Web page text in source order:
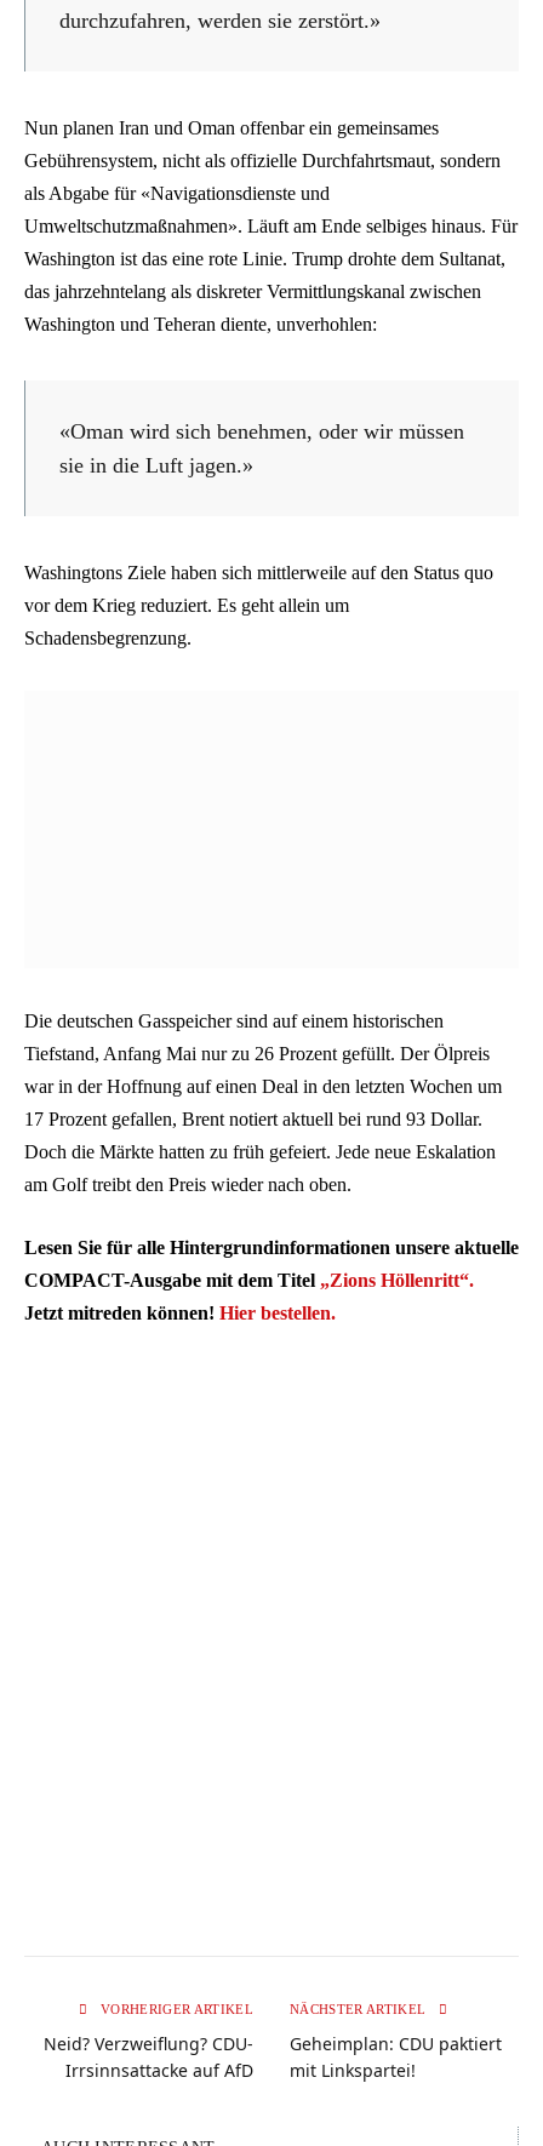
durchzufahren, werden sie zerstört.»
Nun planen Iran und Oman offenbar ein gemeinsames
Gebührensystem, nicht als offizielle Durchfahrtsmaut, sondern
als Abgabe für «Navigationsdienste und
Umweltschutzmaßnahmen». Läuft am Ende selbiges hinaus. Für
Washington ist das eine rote Linie. Trump drohte dem Sultanat,
das jahrzehntelang als diskreter Vermittlungskanal zwischen
Washington und Teheran diente, unverhohlen:
«Oman wird sich benehmen, oder wir müssen
sie in die Luft jagen.»
Washingtons Ziele haben sich mittlerweile auf den Status quo
vor dem Krieg reduziert. Es geht allein um
Schadensbegrenzung.
Die deutschen Gasspeicher sind auf einem historischen
Tiefstand, Anfang Mai nur zu 26 Prozent gefüllt. Der Ölpreis
war in der Hoffnung auf einen Deal in den letzten Wochen um
17 Prozent gefallen, Brent notiert aktuell bei rund 93 Dollar.
Doch die Märkte hatten zu früh gefeiert. Jede neue Eskalation
am Golf treibt den Preis wieder nach oben.
Lesen Sie für alle Hintergrundinformationen unsere aktuelle
COMPACT-Ausgabe mit dem Titel „Zions Höllenritt“.
Jetzt mitreden können! Hier bestellen.
VORHERIGER ARTIKEL
Neid? Verzweiflung? CDU-
Irrsinnsattacke auf AfD
NÄCHSTER ARTIKEL
Geheimplan: CDU paktiert
mit Linkspartei!